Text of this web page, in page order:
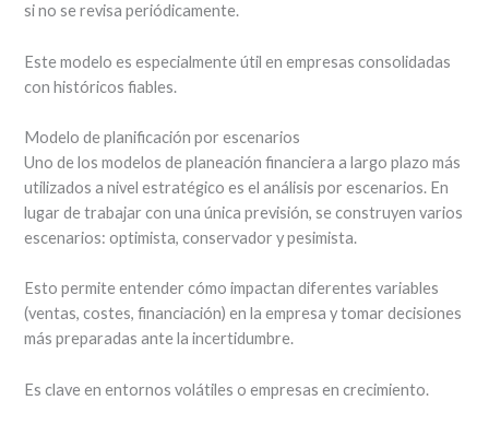
si no se revisa periódicamente.
Este modelo es especialmente útil en empresas consolidadas
con históricos fiables.
Modelo de planificación por escenarios
Uno de los modelos de planeación financiera a largo plazo más
utilizados a nivel estratégico es el análisis por escenarios. En
lugar de trabajar con una única previsión, se construyen varios
escenarios: optimista, conservador y pesimista.
Esto permite entender cómo impactan diferentes variables
(ventas, costes, financiación) en la empresa y tomar decisiones
más preparadas ante la incertidumbre.
Es clave en entornos volátiles o empresas en crecimiento.